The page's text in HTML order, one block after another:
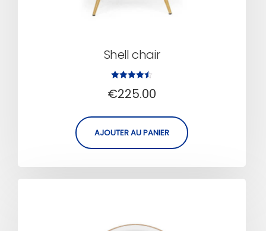
Shell chair
sur 5
€225.00
AJOUTER AU PANIER